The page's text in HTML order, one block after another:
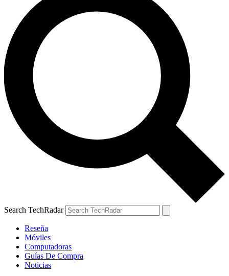
Search TechRadar
Reseña
Móviles
Computadoras
Guías De Compra
Noticias